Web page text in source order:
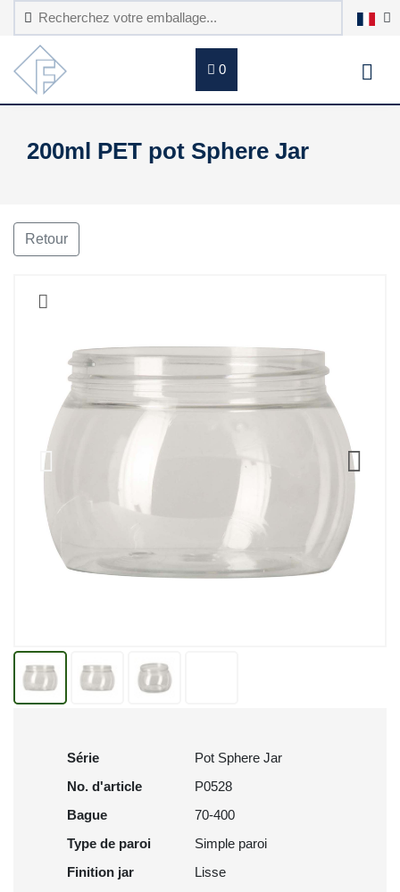
0
200ml PET pot Sphere Jar
Retour
Série
Pot Sphere Jar
No. d'article
P0528
Bague
70-400
Type de paroi
Simple paroi
Finition jar
Lisse